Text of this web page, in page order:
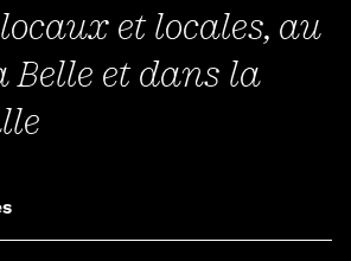
et locales, au
Belle et dans la